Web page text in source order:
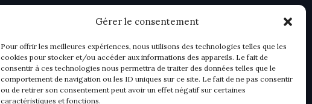
Gérer le consentement
Pour offrir les meilleures expériences, nous utilisons des technologies telles que les
cookies pour stocker et/ou accéder aux informations des appareils. Le fait de
consentir à ces technologies nous permettra de traiter des données telles que le
comportement de navigation ou les ID uniques sur ce site. Le fait de ne pas consentir
ou de retirer son consentement peut avoir un effet négatif sur certaines
caractéristiques et fonctions.